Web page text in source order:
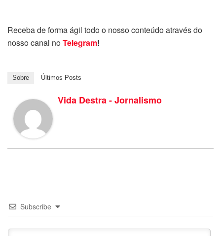
Receba de forma ágil todo o nosso conteúdo através do
nosso canal noTelegram!
Sobre Últimos Posts
Vida Destra - Jornalismo
Subscribe